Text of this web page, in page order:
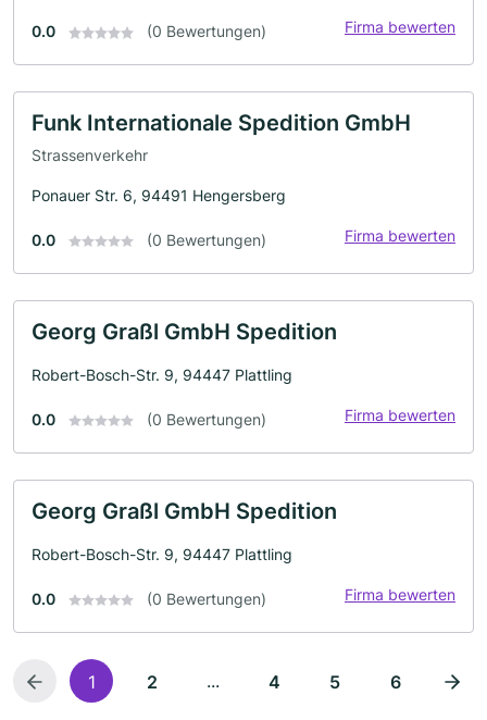
0.0 (0 Bewertungen) Firma bewerten
Funk Internationale Spedition GmbH
Strassenverkehr
Ponauer Str. 6, 94491 Hengersberg
0.0 (0 Bewertungen) Firma bewerten
Georg Graßl GmbH Spedition
Robert-Bosch-Str. 9, 94447 Plattling
0.0 (0 Bewertungen) Firma bewerten
Georg Graßl GmbH Spedition
Robert-Bosch-Str. 9, 94447 Plattling
0.0 (0 Bewertungen) Firma bewerten
1 2 ... 4 5 6